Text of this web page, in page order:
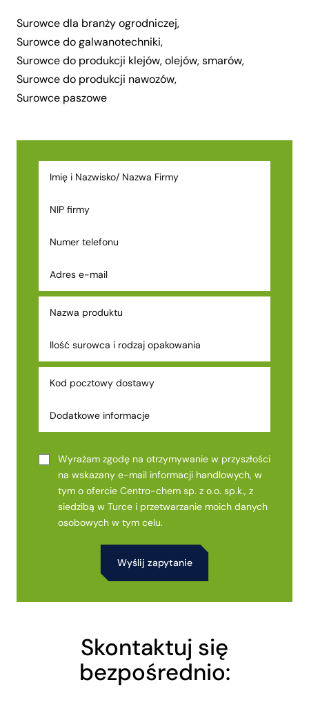
Surowce dla branży ogrodniczej,
Surowce do galwanotechniki,
Surowce do produkcji klejów, olejów, smarów,
Surowce do produkcji nawozów,
Surowce paszowe
Wyrażam zgodę na otrzymywanie w przyszłości
na wskazany e-mail informacji handlowych, w
tym o ofercie Centro-chem sp. z o.o. sp.k., z
siedzibą w Turce i przetwarzanie moich danych
osobowych w tym celu.
Skontaktuj się
bezpośrednio: